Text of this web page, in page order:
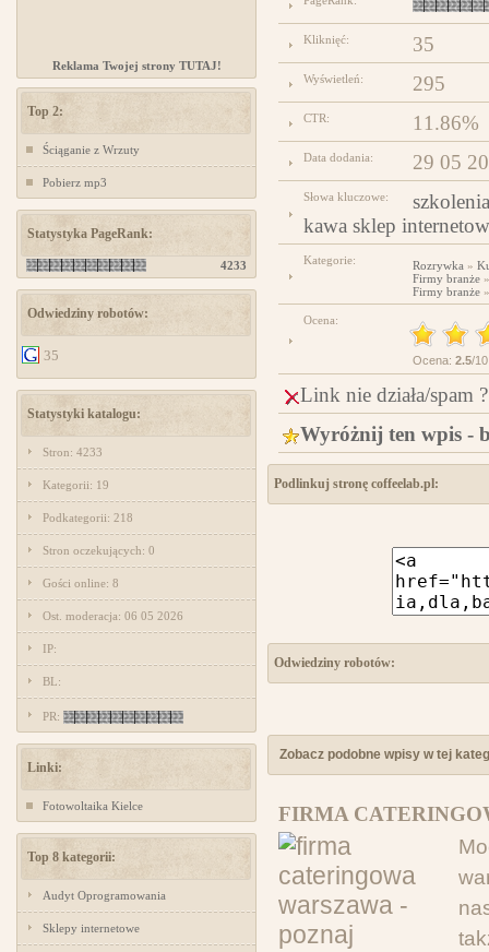
Reklama Twojej strony TUTAJ!
Top 2:
Ściąganie z Wrzuty
Pobierz mp3
Statystyka PageRank:
4233
Odwiedziny robotów:
35
Statystyki katalogu:
Stron: 4233
Kategorii: 19
Podkategorii: 218
Stron oczekujących: 0
Gości online: 8
Ost. moderacja: 06 05 2026
IP:
BL:
PR:
Linki:
Fotowoltaika Kielce
Top 8 kategorii:
Audyt Oprogramowania
Sklepy internetowe
Kliknięć: 35
Wyświetleń: 295
CTR: 11.86%
Data dodania: 29 05
Słowa kluczowe:
kawa sklep
Kategorie: Rozrywka »
Firmy branże
Firmy branże
Ocena:
Ocena: 2.5/
Link nie działa/spam ?
Wyróżnij ten wpis -
Podlinkuj stronę coffeelab.pl:
Odwiedziny robotów:
Zobacz podobne wpisy w tej
FIRMA